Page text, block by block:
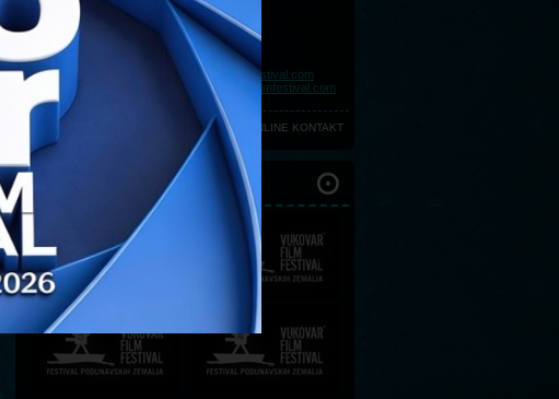
Telefon:
+385 (0)32 443 114
Telefon: +385 (0)32 443 105
+385 (0)32 443 118
+385 (0)32 443 106
+385 (0)32 450 057
press@vukovarfilmfestival.com
marketing@vukovarfilmfestival.com
ONLINE KONTAKT
PRIJAŠNJI FESTIVALI